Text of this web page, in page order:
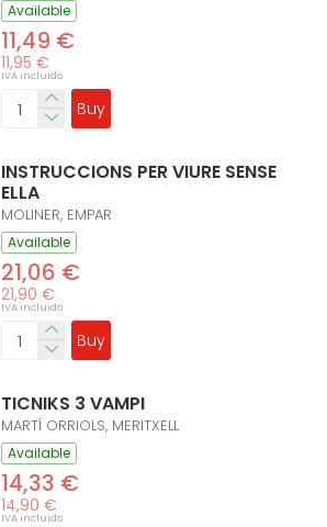
Available
11,49 €
11,95 €
IVA incluido
Buy
INSTRUCCIONS PER VIURE SENSE
ELLA
MOLINER, EMPAR
Available
21,06 €
21,90 €
IVA incluido
Buy
TICNIKS 3 VAMPI
MARTÍ ORRIOLS, MERITXELL
Available
14,33 €
14,90 €
IVA incluido